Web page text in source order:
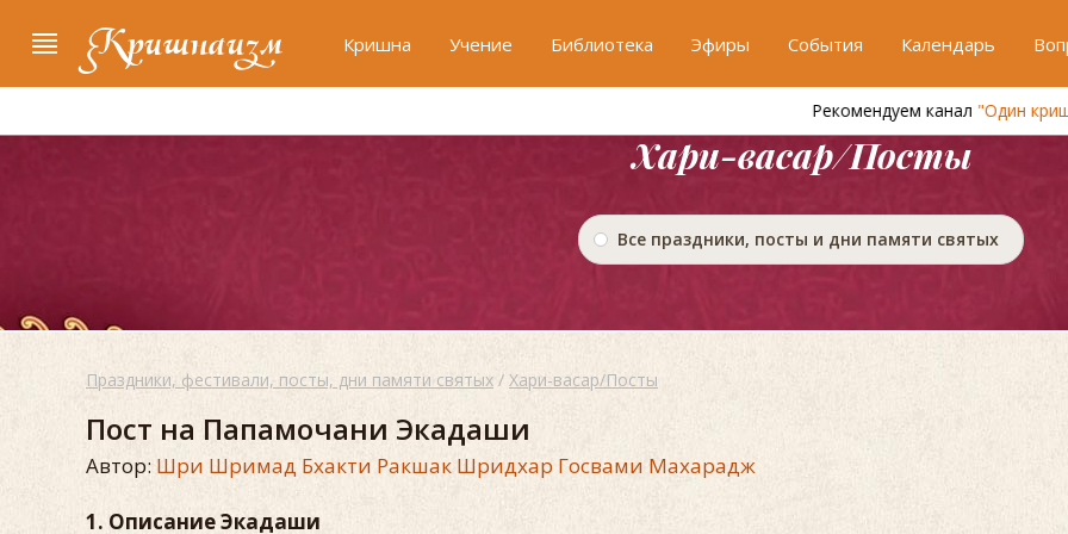
Кришнаизм Кришна Учение Библиотека Эфиры События Календарь
"Один кришнаит"
Хари-васар/Посты
Все праздники, посты и дни памяти святых
Праздники, фестивали, посты, дни памяти святых / Хари-васар/Посты
Пост на Папамочани Экадаши
Автор: Шри Шримад Бхакти Ракшак Шридхар Госвами Махарадж
1. Описание Экадаши